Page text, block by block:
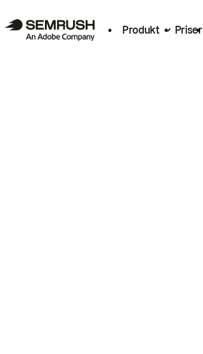
Produkt Priser